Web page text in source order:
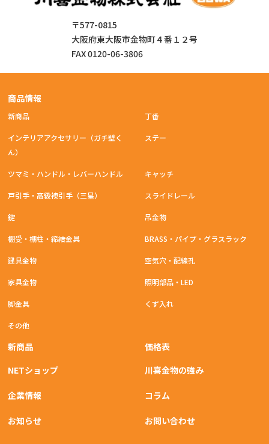
〒577-0815
大阪府東大阪市金物町４番１２号
FAX 0120-06-3806
商品情報
新商品
インテリアアクセサリー（ガチ壁く
ん）
ツマミ・ハンドル・レバーハンドル
戸引手・高級襖引手（三星）
鍵
丁番
ステー
キャッチ
スライドレール
吊金物
棚受・棚柱・締結金具
建具金物
家具金物
脚金具
BRASS・パイプ・グラスラック
空気穴・配線孔
照明部品・LED
くず入れ
その他
新商品
価格表
NETショップ
川喜金物の強み
企業情報 コラム
お知らせ お問い合わせ